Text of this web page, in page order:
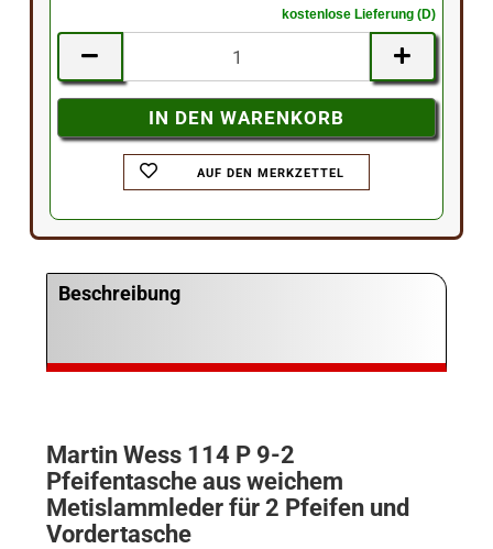
kostenlose Lieferung (D)
AUF DEN MERKZETTEL
Beschreibung
Martin Wess 114 P 9-2
Pfeifentasche aus weichem
Metislammleder für 2 Pfeifen und
Vordertasche